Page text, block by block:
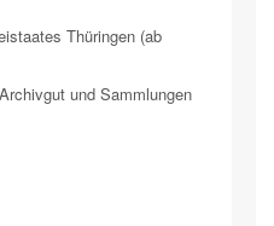
Thüringen (ab
und Sammlungen